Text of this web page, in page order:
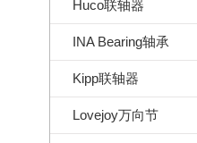
Huco联轴器
INA Bearing轴承
Kipp联轴器
Lovejoy万向节